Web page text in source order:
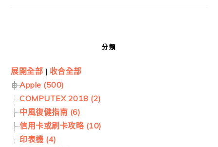
分類
展開全部 | 收合全部
Apple (500)
COMPUTEX 2018 (2)
中風復健指南 (6)
信用卡或刷卡攻略 (10)
印表機 (4)